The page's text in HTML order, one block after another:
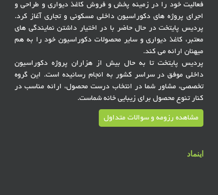
فعالیت خود را در زمینه پخش و فروش کاغذ دیواری و طراحی و
اجرای پروژه های دکوراسیون داخلی مسکونی و تجاری آغاز کرد.
پردیس پایتخت در حال حاضر با در اختیار داشتن نمایندگی های
معتبر، کاغذ دیواری و سایر محصولات دکوراسیون خود را به هم
میهنان ارائه می کند.
پردیس پایتخت تا به حال بیش از هزاران پروژه دکوراسیون
داخلی موفق در سراسر کشور به انجام رسانیده است. این گروه
تخصصی، مشاور شما در انتخاب درست محصول، ارائه مناسب در
کنار تنوع محصول برای زیبایی خانه شماست.
مشاهده رزومه و سوالات متداول
اینماد